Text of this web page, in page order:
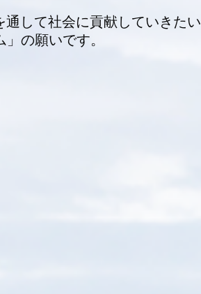
して社会に貢献していきたい
の願いです。